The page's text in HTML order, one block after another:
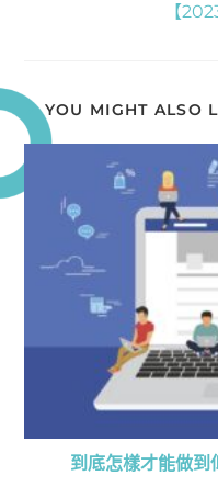
【
YOU MIGHT ALSO
到底怎樣才能做到